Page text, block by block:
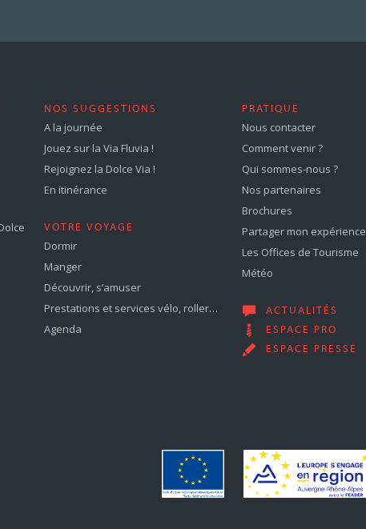
NOS SUGGESTIONS
A la journée
Jouez sur la Via Fluvia !
Rejoignez la Dolce Via !
En itinérance
VOTRE VOYAGE
Dormir
Manger
Découvrir, s’amuser
Prestations et services vélo, roller…
Agenda
PRATIQUE
Nous contacter
Comment venir ?
Qui sommes-nous ?
Nos partenaires
Brochures
Partager mon expérience
Les Offices de Tourisme
Météo
ACTUALITÉS
ESPACE PRO
ESPACE PRESSE